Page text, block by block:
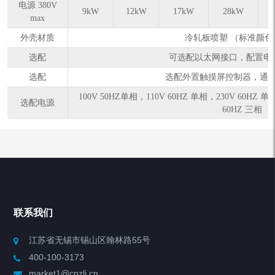
电源 380V
max
9kW 12kW 17kW 28kW
外壳材质 冷轧板喷塑 （标准颜色
选配 可选配以太网接口，配置电
选配 选配外置触摸屏控制器，通
选配电源
100V 50HZ单相，110V 60HZ 单相，230V 60HZ 单
60HZ 三相
联系我们
江苏省无锡市锡山区翰林路55号
400-100-3173